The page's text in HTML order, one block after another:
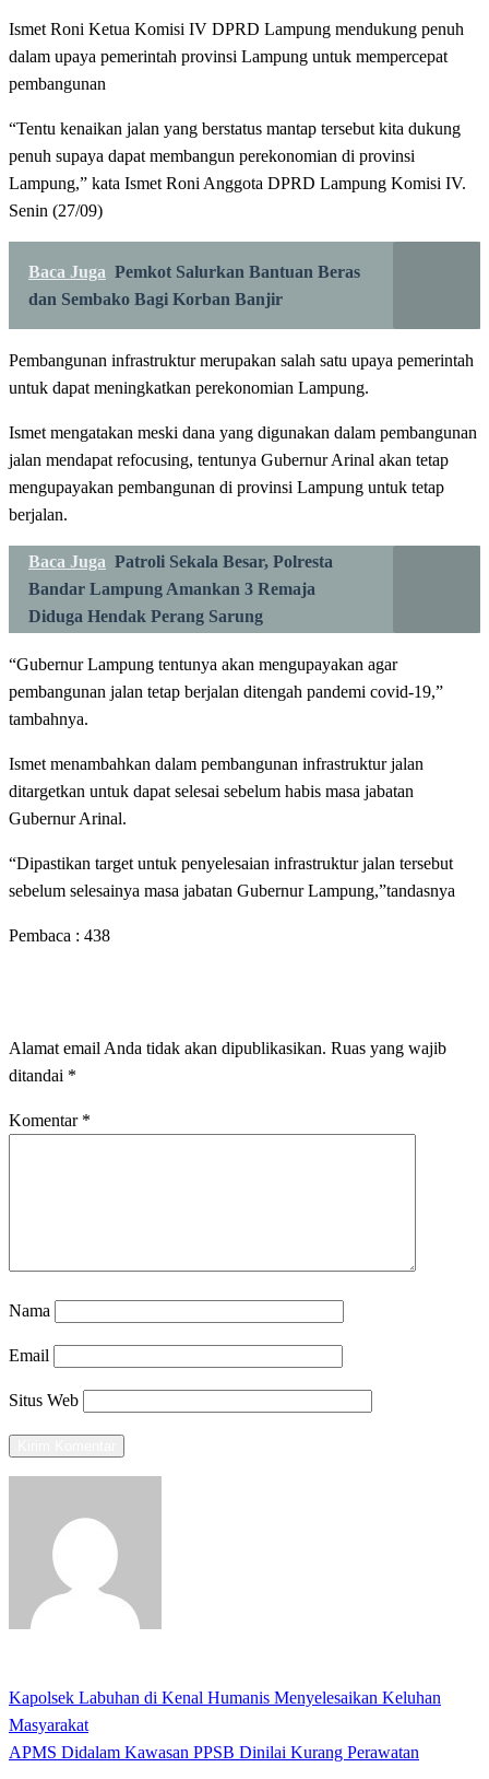
Ismet Roni Ketua Komisi IV DPRD Lampung mendukung penuh
dalam upaya pemerintah provinsi Lampung untuk mempercepat
pembangunan
“Tentu kenaikan jalan yang berstatus mantap tersebut kita dukung
penuh supaya dapat membangun perekonomian di provinsi
Lampung,” kata Ismet Roni Anggota DPRD Lampung Komisi IV.
Senin (27/09)
Baca Juga Pemkot Salurkan Bantuan Beras
dan Sembako Bagi Korban Banjir
Pembangunan infrastruktur merupakan salah satu upaya pemerintah
untuk dapat meningkatkan perekonomian Lampung.
Ismet mengatakan meski dana yang digunakan dalam pembangunan
jalan mendapat refocusing, tentunya Gubernur Arinal akan tetap
mengupayakan pembangunan di provinsi Lampung untuk tetap
berjalan.
Baca Juga Patroli Sekala Besar, Polresta
Bandar Lampung Amankan 3 Remaja
Diduga Hendak Perang Sarung
“Gubernur Lampung tentunya akan mengupayakan agar
pembangunan jalan tetap berjalan ditengah pandemi covid-19,”
tambahnya.
Ismet menambahkan dalam pembangunan infrastruktur jalan
ditargetkan untuk dapat selesai sebelum habis masa jabatan
Gubernur Arinal.
“Dipastikan target untuk penyelesaian infrastruktur jalan tersebut
sebelum selesainya masa jabatan Gubernur Lampung,”tandasnya
Pembaca : 438
Alamat email Anda tidak akan dipublikasikan. Ruas yang wajib
ditandai *
Komentar *
Nama
Email
Situs Web
Navigasi
pos
Previous
Post
Kapolsek Labuhan di Kenal Humanis Menyelesaikan Keluhan
Masyarakat
Next
APMS Didalam Kawasan PPSB Dinilai Kurang Perawatan